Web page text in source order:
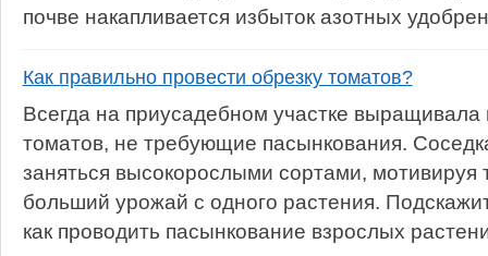
почве накапливается избыток азотных
Как правильно провести обрезку томатов?
Всегда на приусадебном участке выращивала
томатов, не требующие пасынкования.
заняться высокорослыми сортами, мотивируя
больший урожай с одного растения.
как проводить пасынкование взрослых